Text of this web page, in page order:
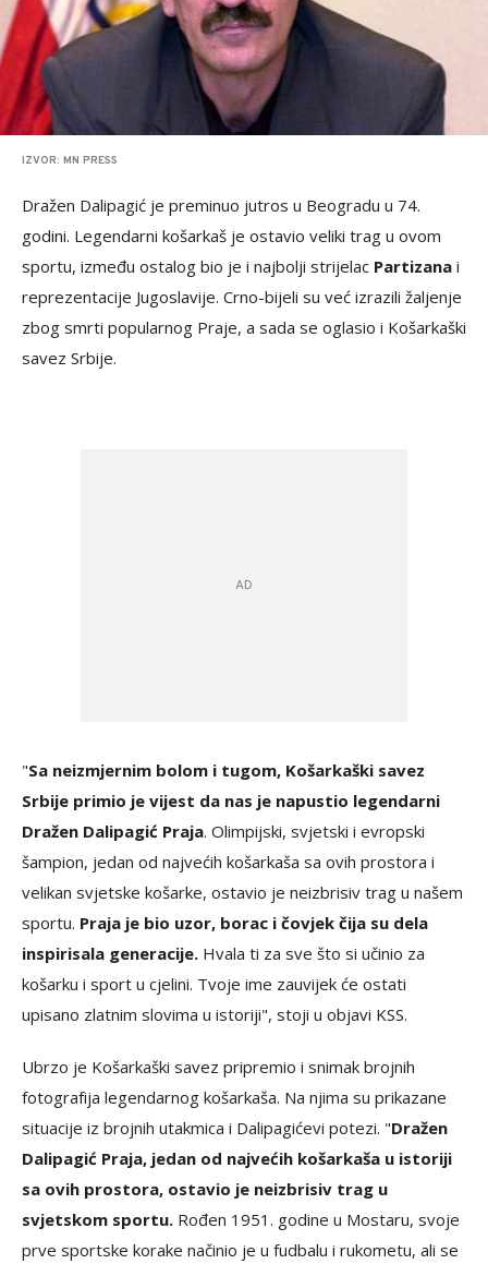
IZVOR: MN PRESS
Dražen Dalipagić je preminuo jutros u Beogradu u 74.
godini. Legendarni košarkaš je ostavio veliki trag u ovom
sportu, između ostalog bio je i najbolji strijelac Partizana i
reprezentacije Jugoslavije. Crno-bijeli su već izrazili žaljenje
zbog smrti popularnog Praje, a sada se oglasio i Košarkaški
savez Srbije.
"Sa neizmjernim bolom i tugom, Košarkaški savez
Srbije primio je vijest da nas je napustio legendarni
Dražen Dalipagić Praja. Olimpijski, svjetski i evropski
šampion, jedan od najvećih košarkaša sa ovih prostora i
velikan svjetske košarke, ostavio je neizbrisiv trag u našem
sportu. Praja je bio uzor, borac i čovjek čija su dela
inspirisala generacije. Hvala ti za sve što si učinio za
košarku i sport u cjelini. Tvoje ime zauvijek će ostati
upisano zlatnim slovima u istoriji", stoji u objavi KSS.
Ubrzo je Košarkaški savez pripremio i snimak brojnih
fotografija legendarnog košarkaša. Na njima su prikazane
situacije iz brojnih utakmica i Dalipagićevi potezi. "Dražen
Dalipagić Praja, jedan od najvećih košarkaša u istoriji
sa ovih prostora, ostavio je neizbrisiv trag u
svjetskom sportu. Rođen 1951. godine u Mostaru, svoje
prve sportske korake načinio je u fudbalu i rukometu, ali se